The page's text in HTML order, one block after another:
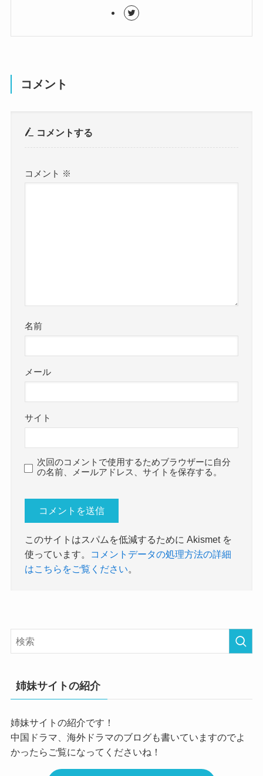
コメント
コメントする
コメント ※
名前
メール
サイト
次回のコメントで使用するためブラウザーに自分
の名前、メールアドレス、サイトを保存する。
このサイトはスパムを低減するために Akismet を
使っています。
コメントデータの処理方法の詳細
はこちらをご覧ください。
姉妹サイトの紹介
姉妹サイトの紹介です！
中国ドラマ、海外ドラマのブログも書いていますのでよ
かったらご覧になってくださいね！